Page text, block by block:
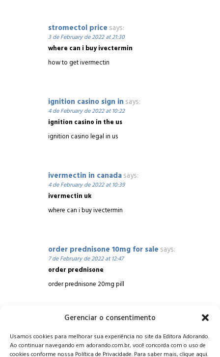
Gerenciar o consentimento
Usamos cookies para melhorar sua experiência no site da Editora Adorando.
Ao continuar navegando em adorando.com.br, você concorda com o uso de
cookies conforme nossa Política de Privacidade. Para saber mais, clique aqui.
stromectol price says:
3 de February de 2022 at 21:30
where can i buy ivectermin
how to get ivermectin
ignition casino sign in says:
4 de February de 2022 at 10:22
ignition casino in the us
ignition casino legal in us
ivermectin in canadasays:
4 de February de 2022 at 10:39
ivermectin uk
where can i buy ivectermin
order prednisone 10mg for sale says:
7 de February de 2022 at 12:47
order prednisone
order prednisone 20mg pill
Alameda Oscar Niemeyer, 1033 – 7º Andar - Portaria 04, Vila da
Serra - Nova Lima/MG, CEP: 34006-065 - MG
CONTATO:editora@adorando.com.br